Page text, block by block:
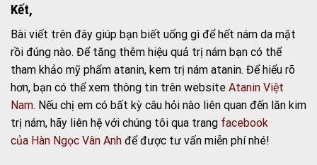
Kết,
Bài viết trên đây giúp bạn biết uống gì để hết nám da mặt
rồi đúng nào. Để tăng thêm hiệu quả trị nám bạn có thể
tham khảo mỹ phẩm atanin, kem trị nám atanin. Để hiểu rõ
hơn, bạn có thể xem thông tin trên website Atanin Việt
Nam. Nếu chị em có bất kỳ câu hỏi nào liên quan đến lăn kim
trị nám, hãy liên hệ với chúng tôi qua trang facebook
của Hàn Ngọc Vân Anh để được tư vấn miễn phí nhé!